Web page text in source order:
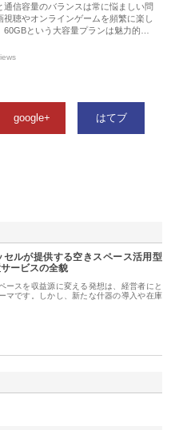
通信容量のバランスは常に悩ましい問
視聴やオンラインゲームを頻繁に楽し
60GBという大容量プランは魅力的…
google+ はてブ
セルが提供する空きスペース活用型
ービスの全貌
ースを収益源に変える発想は、経営者にと
マです。しかし、新たな什器の導入や在庫